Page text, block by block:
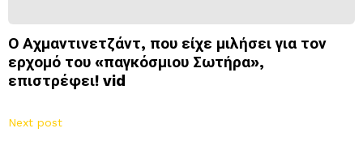
Ο Αχμαντινετζάντ, που είχε μιλήσει για τον
ερχομό του «παγκόσμιου Σωτήρα»,
επιστρέφει! vid
Next post